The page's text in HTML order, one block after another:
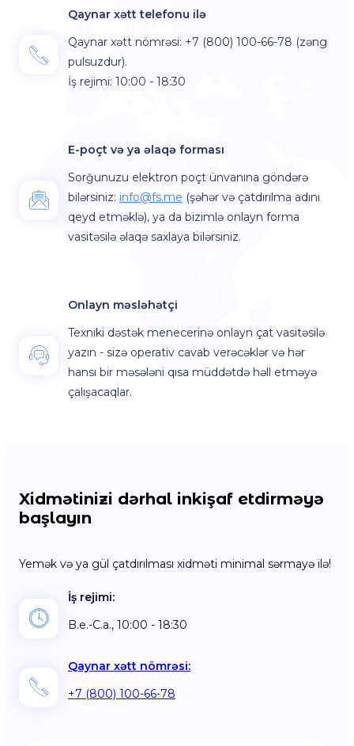
Qaynar xətt telefonu ilə
Qaynar xətt nömrəsi: +7 (800) 100-66-78 (zəng
pulsuzdur).
İş rejimi: 10:00 - 18:30
E-poçt və ya əlaqə forması
Sorğunuzu elektron poçt ünvanına göndərə
bilərsiniz: info@fs.me (şəhər və çatdırılma adını
qeyd etməklə), ya da bizimlə onlayn forma
vasitəsilə əlaqə saxlaya bilərsiniz.
Onlayn məsləhətçi
Texniki dəstək menecerinə onlayn çat vasitəsilə
yazın - sizə operativ cavab verəcəklər və hər
hansı bir məsələni qısa müddətdə həll etməyə
çalışacaqlar.
Xidmətinizi dərhal inkişaf etdirməyə
başlayın
Yemək və ya gül çatdırılması xidməti minimal sərmayə ilə!
İş rejimi:
B.e.-C.a., 10:00 - 18:30
Qaynar xətt nömrəsi:
+7 (800) 100-66-78